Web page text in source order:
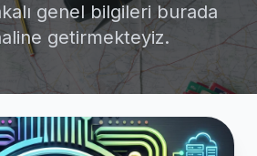
genel bilgileri burada
getirmekteyiz.